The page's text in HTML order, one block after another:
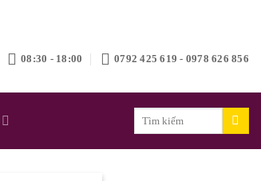
08:30 - 18:00 0792 425 619 - 0978 626 856